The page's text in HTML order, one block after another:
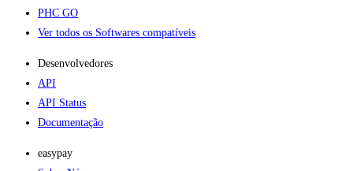
PHC GO
Ver todos os Softwares compatíveis
Desenvolvedores
API
API Status
Documentação
easypay